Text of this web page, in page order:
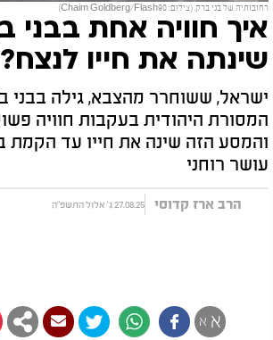
רחובותיה של בני ברק. (צילום: Chaim Goldberg/Flash90)
איך חוויה אחת בבני
שינתה את חייו לנצח?
ישראל, ששוחרר מהצבא, גילה בבני
המסורת היהודית בעקבות חוויה
והמסע הזה שינה את חייו עד הקמת
עושר רוחני
הרב ארז קדוסי 27.08.25 ג' אלול התשפ"ה
א א